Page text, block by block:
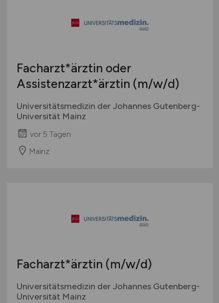
Facharzt*ärztin oder
Assistenzarzt*ärztin (m/w/d)
Universitätsmedizin der Johannes Gutenberg-
Universität Mainz
vor 5 Tagen
Mainz
Facharzt*ärztin (m/w/d)
Universitätsmedizin der Johannes Gutenberg-
Universität Mainz